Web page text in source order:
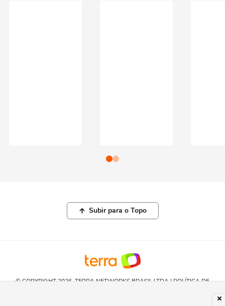
Subir para o Topo
© COPYRIGHT 2026, TERRA NETWORKS BRASIL LTDA |POLÍTICA DE